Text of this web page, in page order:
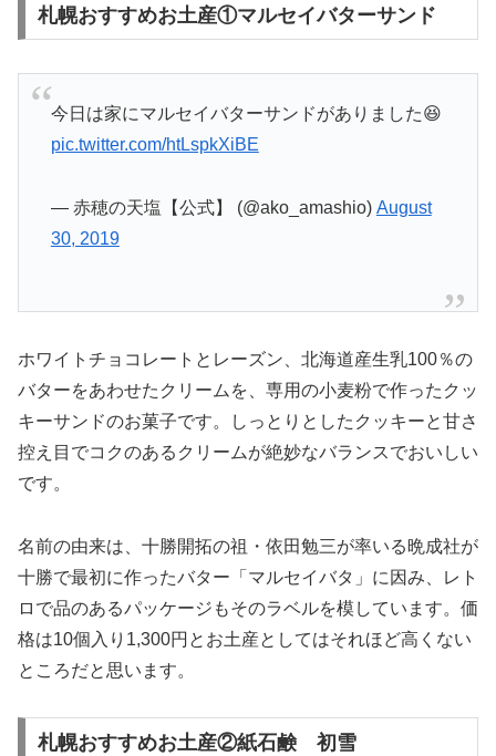
札幌おすすめお土産①マルセイバターサンド
今日は家にマルセイバターサンドがありました😆
pic.twitter.com/htLspkXiBE
— 赤穂の天塩【公式】 (@ako_amashio) August
30, 2019
ホワイトチョコレートとレーズン、北海道産生乳100％の
バターをあわせたクリームを、専用の小麦粉で作ったクッ
キーサンドのお菓子です。しっとりとしたクッキーと甘さ
控え目でコクのあるクリームが絶妙なバランスでおいしい
です。
名前の由来は、十勝開拓の祖・依田勉三が率いる晩成社が
十勝で最初に作ったバター「マルセイバタ」に因み、レト
ロで品のあるパッケージもそのラベルを模しています。価
格は10個入り1,300円とお土産としてはそれほど高くない
ところだと思います。
札幌おすすめお土産②紙石鹸 初雪